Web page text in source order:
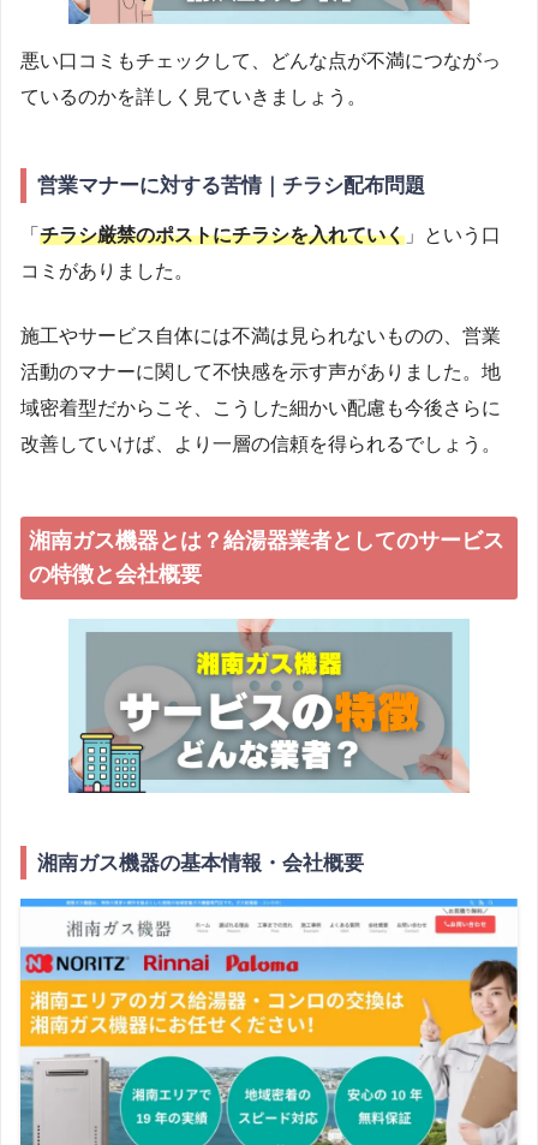
悪い口コミもチェックして、どんな点が不満につながっ
ているのかを詳しく見ていきましょう。
営業マナーに対する苦情｜チラシ配布問題
「 チラシ厳禁のポストにチラシを入れていく 」という口
コミがありました。
施工やサービス自体には不満は見られないものの、営業
活動のマナーに関して不快感を示す声がありました。地
域密着型だからこそ、こうした細かい配慮も今後さらに
改善していけば、より一層の信頼を得られるでしょう。
湘南ガス機器とは？給湯器業者としてのサービス
の特徴と会社概要
湘南ガス機器の基本情報・会社概要